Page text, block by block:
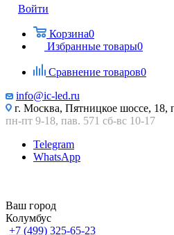
Войти
Корзина0
Избранные товары0
Сравнение товаров0
info@ic-led.ru
г. Москва, Пятницкое шоссе, 18,
пн-пт 9-18, пав. 571 сб-вс 10-17
Telegram
WhatsApp
Ваш город
Колумбус
+7 (499) 325-65-23